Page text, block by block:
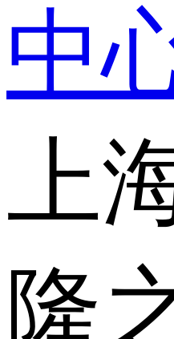
中
上
隆